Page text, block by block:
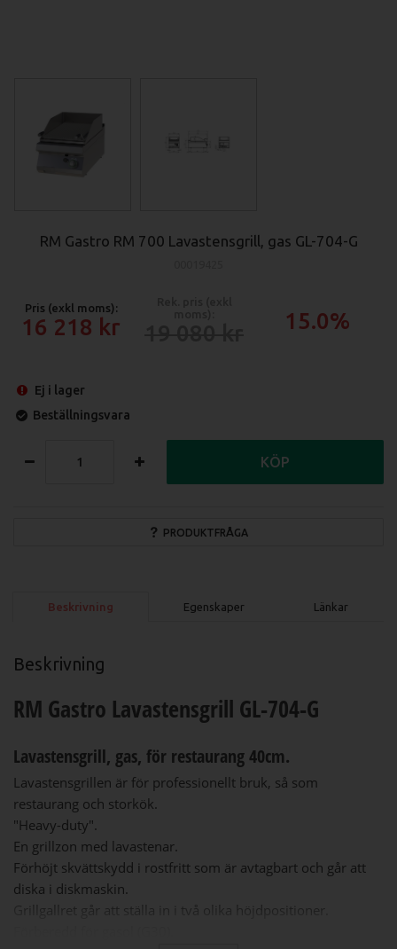
RM Gastro RM 700 Lavastensgrill, gas GL-704-G
Pris (exkl moms):
16 218 15.0%
Ej i lager
Beställningsvara
PRODUKTFRÅGA
KÖP
Beskrivning Egenskaper Länkar
Beskrivning
RM Gastro Lavastensgrill GL-704-G
Lavastensgrill, gas, för restaurang 40cm.
Lavastensgrillen är för professionellt bruk, så som
restaurang och storkök.
"Heavy-duty".
En grillzon med lavastenar.
Förhöjt skvättskydd i rostfritt som är avtagbart och går att
diska i diskmaskin.
Grillgallret går att ställa in i två olika höjdpositioner.